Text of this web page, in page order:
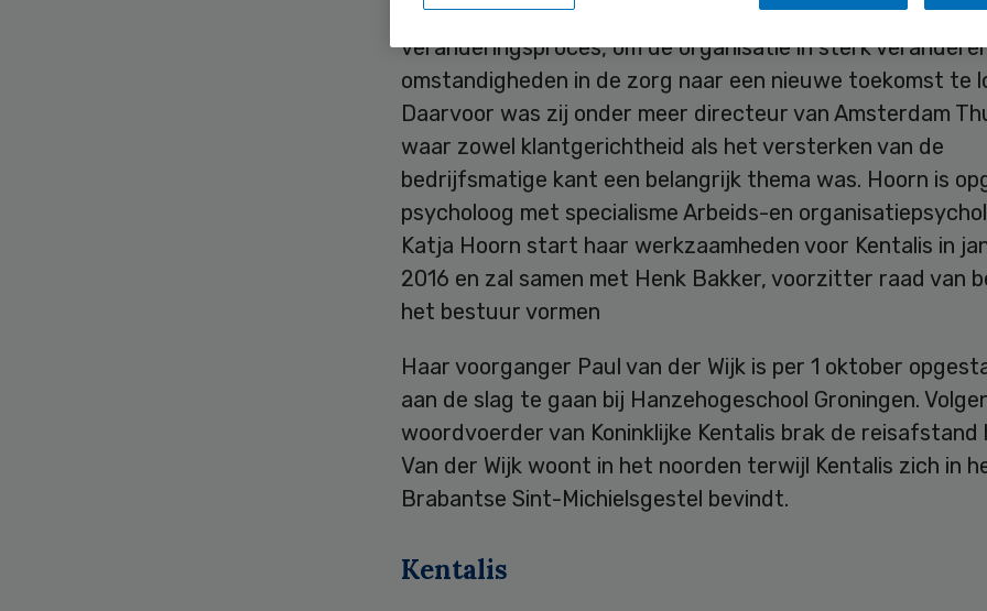
Thuiszorg in Amsterdam. Haar focus ligt hierbij op het
veranderingsproces, om de organisatie in sterk
omstandigheden in de zorg naar een nieuwe toekomst te
Daarvoor was zij onder meer directeur van Amsterdam
waar zowel klantgerichtheid als het versterken van de
bedrijfsmatige kant een belangrijk thema was. Hoorn is
psycholoog met specialisme Arbeids-en
Katja Hoorn start haar werkzaamheden voor Kentalis in
2016 en zal samen met Henk Bakker, voorzitter raad van
het bestuur vormen
Haar voorganger Paul van der Wijk is per 1 oktober
aan de slag te gaan bij Hanzehogeschool Groningen.
woordvoerder van Koninklijke Kentalis brak de reisafstand
Van der Wijk woont in het noorden terwijl Kentalis zich in
Brabantse Sint-Michielsgestel bevindt.
Kentalis